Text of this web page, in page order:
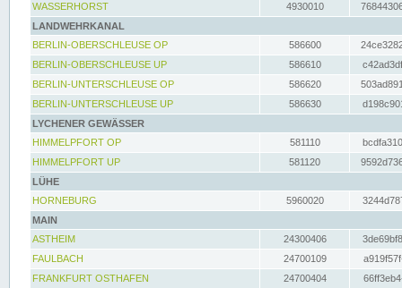
WASSERHORST
4930010
LANDWEHRKANAL
BERLIN-OBERSCHLEUSE OP
586600
BERLIN-OBERSCHLEUSE UP
586610
BERLIN-UNTERSCHLEUSE OP
586620
BERLIN-UNTERSCHLEUSE UP
586630
LYCHENER GEWÄSSER
HIMMELPFORT OP
581110
HIMMELPFORT UP
581120
LÜHE
HORNEBURG
5960020
MAIN
ASTHEIM
24300406
FAULBACH
24700109
FRANKFURT OSTHAFEN
24700404